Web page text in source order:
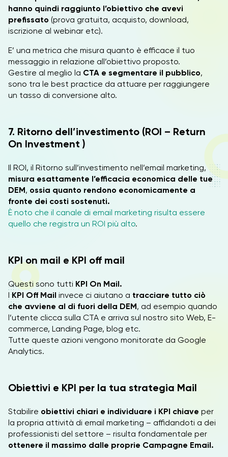
hanno quindi raggiunto l’obiettivo che avevi
prefissato (prova gratuita, acquisto, download,
iscrizione al webinar etc).
E’ una metrica che misura quanto è efficace il tuo
messaggio in relazione all’obiettivo proposto.
Gestire al meglio la CTA e segmentare il pubblico,
sono tra le best practice da attuare per raggiungere
un tasso di conversione alto.
7. Ritorno dell’investimento (ROI – Return
On Investment )
Il ROI, il Ritorno sull’investimento nell’email marketing,
misura esattamente l’efficacia economica delle tue
DEM, ossia quanto rendono economicamente a
fronte dei costi sostenuti.
È noto che il canale di email marketing risulta essere
quello che registra un ROI più alto.
KPI on mail e KPI off mail
Questi sono tutti KPI On Mail.
IKPI Off Mail invece ci aiutano a tracciare tutto ciò
che avviene al di fuori della DEM, ad esempio quando
l’utente clicca sulla CTA e arriva sul nostro sito Web, E-
commerce, Landing Page, blog etc.
Tutte queste azioni vengono monitorate da Google
Analytics.
Obiettivi e KPI per la tua strategia Mail
Stabilire obiettivi chiari e individuare i KPI chiave per
la propria attività di email marketing – affidandoti a dei
professionisti del settore – risulta fondamentale per
ottenere il massimo dalle proprie Campagne Email.